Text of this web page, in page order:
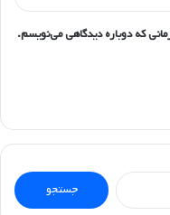
که دوباره دیدگاهی می‌نویسم.
جستجو
برای: